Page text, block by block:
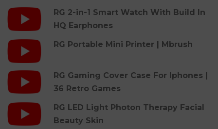
RG 2-in-1 Smart Watch With Build In
HQ Earphones
RG Portable Mini Printer | Mbrush
RG Gaming Cover Case For Iphones |
36 Retro Games
RG LED Light Photon Therapy Facial
Beauty Skin